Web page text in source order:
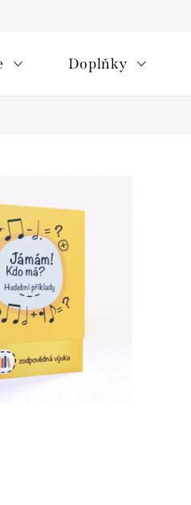
Doplňky